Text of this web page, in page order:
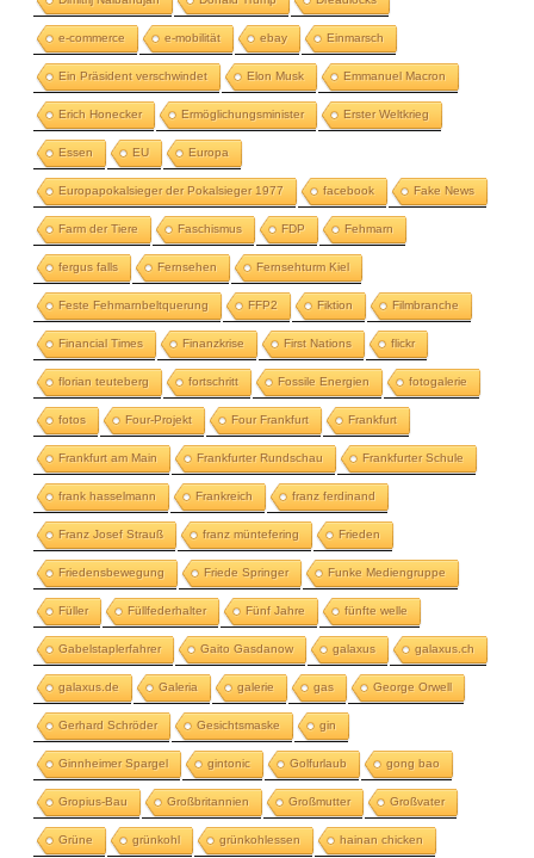
e-commerce e-mobilität ebay Einmarsch
Ein Präsident verschwindet Elon Musk Emmanuel Macron
Erich Honecker Ermöglichungsminister Erster Weltkrieg
Essen EU Europa
Europapokalsieger der Pokalsieger 1977 facebook Fake News
Farm der Tiere Faschismus FDP Fehmarn
fergus falls Fernsehen Fernsehturm Kiel
Feste Fehmarnbeltquerung FFP2 Fiktion Filmbranche
Financial Times Finanzkrise First Nations flickr
florian teuteberg fortschritt Fossile Energien fotogalerie
fotos Four-Projekt Four Frankfurt Frankfurt
Frankfurt am Main Frankfurter Rundschau Frankfurter Schule
frank hasselmann Frankreich franz ferdinand
Franz Josef Strauß franz müntefering Frieden
Friedensbewegung Friede Springer Funke Mediengruppe
Füller Füllfederhalter Fünf Jahre fünfte welle
Gabelstaplerfahrer Gaito Gasdanow galaxus galaxus.ch
galaxus.de Galeria galerie gas George Orwell
Gerhard Schröder Gesichtsmaske gin
Ginnheimer Spargel gintonic Golfurlaub gong bao
Gropius-Bau Großbritannien Großmutter Großvater
Grüne grünkohl grünkohlessen hainan chicken